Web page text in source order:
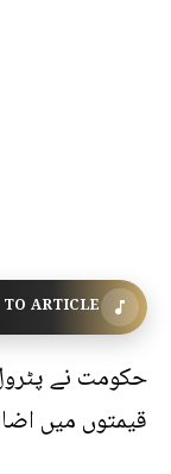
ARTICLE
حکومت نے
قیمتوں میں